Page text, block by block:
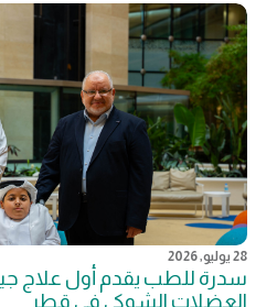
28 يوليو, 2026
العضلات الشوكي في قطر